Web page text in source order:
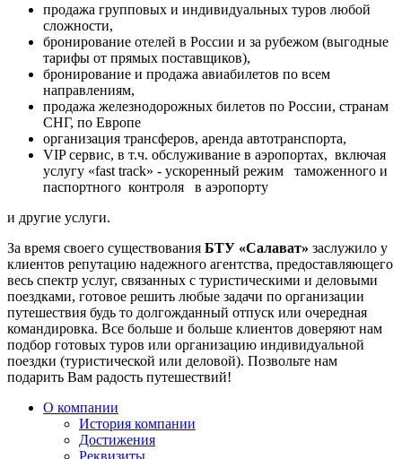
продажа групповых и индивидуальных туров любой
сложности,
бронирование отелей в России и за рубежом (выгодные
тарифы от прямых поставщиков),
бронирование и продажа авиабилетов по всем
направлениям,
продажа железнодорожных билетов по России, странам
СНГ, по Европе
организация трансферов, аренда автотранспорта,
VIP сервис, в т.ч. обслуживание в аэропортах, включая
услугу «fast track» - ускоренный режим таможенного и
паспортного контроля в аэропорту
и другие услуги.
За время своего существования БТУ «Салават» заслужило у
клиентов репутацию надежного агентства, предоставляющего
весь спектр услуг, связанных с туристическими и деловыми
поездками, готовое решить любые задачи по организации
путешествия будь то долгожданный отпуск или очередная
командировка. Все больше и больше клиентов доверяют нам
подбор готовых туров или организацию индивидуальной
поездки (туристической или деловой). Позвольте нам
подарить Вам радость путешествий!
О компании
История компании
Достижения
Реквизиты